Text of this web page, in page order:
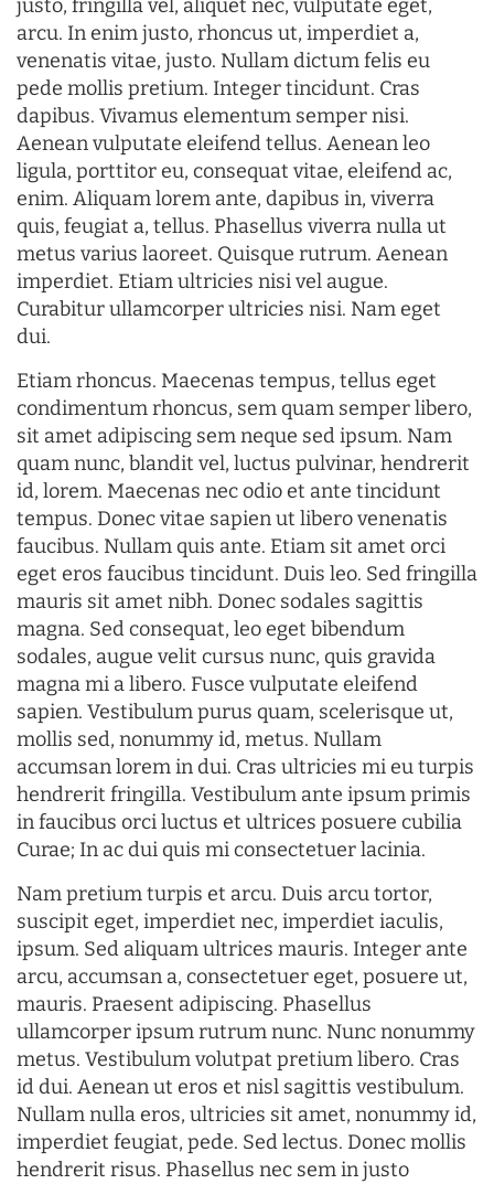
justo, fringilla vel, aliquet nec, vulputate eget,
arcu. In enim justo, rhoncus ut, imperdiet a,
venenatis vitae, justo. Nullam dictum felis eu
pede mollis pretium. Integer tincidunt. Cras
dapibus. Vivamus elementum semper nisi.
Aenean vulputate eleifend tellus. Aenean leo
ligula, porttitor eu, consequat vitae, eleifend ac,
enim. Aliquam lorem ante, dapibus in, viverra
quis, feugiat a, tellus. Phasellus viverra nulla ut
metus varius laoreet. Quisque rutrum. Aenean
imperdiet. Etiam ultricies nisi vel augue.
Curabitur ullamcorper ultricies nisi. Nam eget
dui.
Etiam rhoncus. Maecenas tempus, tellus eget
condimentum rhoncus, sem quam semper libero,
sit amet adipiscing sem neque sed ipsum. Nam
quam nunc, blandit vel, luctus pulvinar, hendrerit
id, lorem. Maecenas nec odio et ante tincidunt
tempus. Donec vitae sapien ut libero venenatis
faucibus. Nullam quis ante. Etiam sit amet orci
eget eros faucibus tincidunt. Duis leo. Sed fringilla
mauris sit amet nibh. Donec sodales sagittis
magna. Sed consequat, leo eget bibendum
sodales, augue velit cursus nunc, quis gravida
magna mi a libero. Fusce vulputate eleifend
sapien. Vestibulum purus quam, scelerisque ut,
mollis sed, nonummy id, metus. Nullam
accumsan lorem in dui. Cras ultricies mi eu turpis
hendrerit fringilla. Vestibulum ante ipsum primis
in faucibus orci luctus et ultrices posuere cubilia
Curae; In ac dui quis mi consectetuer lacinia.
Nam pretium turpis et arcu. Duis arcu tortor,
suscipit eget, imperdiet nec, imperdiet iaculis,
ipsum. Sed aliquam ultrices mauris. Integer ante
arcu, accumsan a, consectetuer eget, posuere ut,
mauris. Praesent adipiscing. Phasellus
ullamcorper ipsum rutrum nunc. Nunc nonummy
metus. Vestibulum volutpat pretium libero. Cras
id dui. Aenean ut eros et nisl sagittis vestibulum.
Nullam nulla eros, ultricies sit amet, nonummy id,
imperdiet feugiat, pede. Sed lectus. Donec mollis
hendrerit risus. Phasellus nec sem in justo